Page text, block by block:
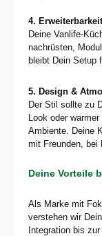
4.
Deine Vanlife-
nachrüsten,
bleibt Dein Setup
5. Design &
Der Stil sollte zu
Look oder
Ambiente. Deine
mit Freunden, bei
Deine Vorteile
Als Marke mit
verstehen wir
Integration bis